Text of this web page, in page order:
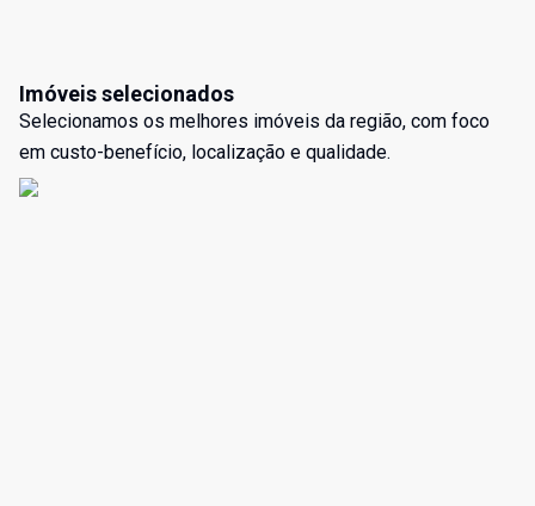
Imóveis selecionados
Selecionamos os melhores imóveis da região, com foco
em custo-benefício, localização e qualidade.